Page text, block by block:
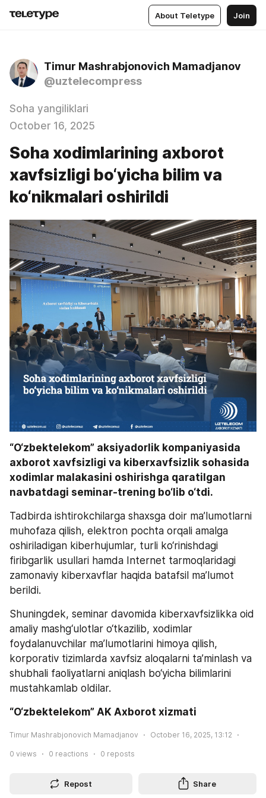
About Teletype Join
Timur Mashrabjonovich Mamadjanov
@uztelecompress
Soha yangiliklari
October 16, 2025
Soha xodimlarining axborot
xavfsizligi bo‘yicha bilim va
ko‘nikmalari oshirildi
“O‘zbektelekom” aksiyadorlik kompaniyasida
axborot xavfsizligi va kiberxavfsizlik sohasida
xodimlar malakasini oshirishga qaratilgan
navbatdagi seminar-trening bo‘lib o‘tdi.
Tadbirda ishtirokchilarga shaxsga doir ma’lumotlarni
muhofaza qilish, elektron pochta orqali amalga
oshiriladigan kiberhujumlar, turli ko‘rinishdagi
firibgarlik usullari hamda Internet tarmoqlaridagi
zamonaviy kiberxavflar haqida batafsil ma’lumot
berildi.
Shuningdek, seminar davomida kiberxavfsizlikka oid
amaliy mashg‘ulotlar o‘tkazilib, xodimlar
foydalanuvchilar ma’lumotlarini himoya qilish,
korporativ tizimlarda xavfsiz aloqalarni ta’minlash va
shubhali faoliyatlarni aniqlash bo‘yicha bilimlarini
mustahkamlab oldilar.
“O‘zbektelekom” AK Axborot xizmati
Timur Mashrabjonovich Mamadjanov October 16, 2025, 13:12
0 views 0 reactions 0 reposts
Repost Share